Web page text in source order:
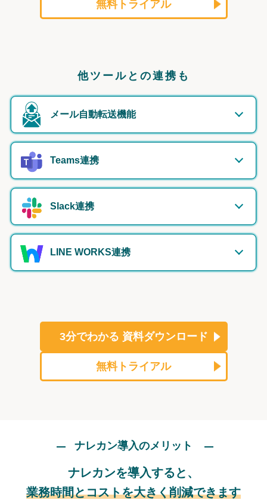
無料トライアル
他ツールとの連携も
メール自動転送機能
Teams連携
Slack連携
LINE WORKS連携
3分でわかる 資料ダウンロード
無料トライアル
ナレカン導入のメリット
ナレカンを導入すると、
業務時間とコストを大きく削減できます